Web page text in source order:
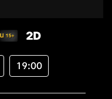
19:00